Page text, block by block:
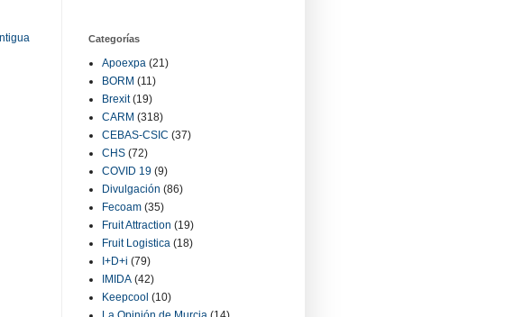
Categorías
Apoexpa (21)
BORM (11)
Brexit (19)
CARM (318)
CEBAS-CSIC (37)
CHS (72)
COVID 19 (9)
Divulgación (86)
Fecoam (35)
Fruit Attraction (19)
Fruit Logistica (18)
I+D+i (79)
IMIDA (42)
Keepcool (10)